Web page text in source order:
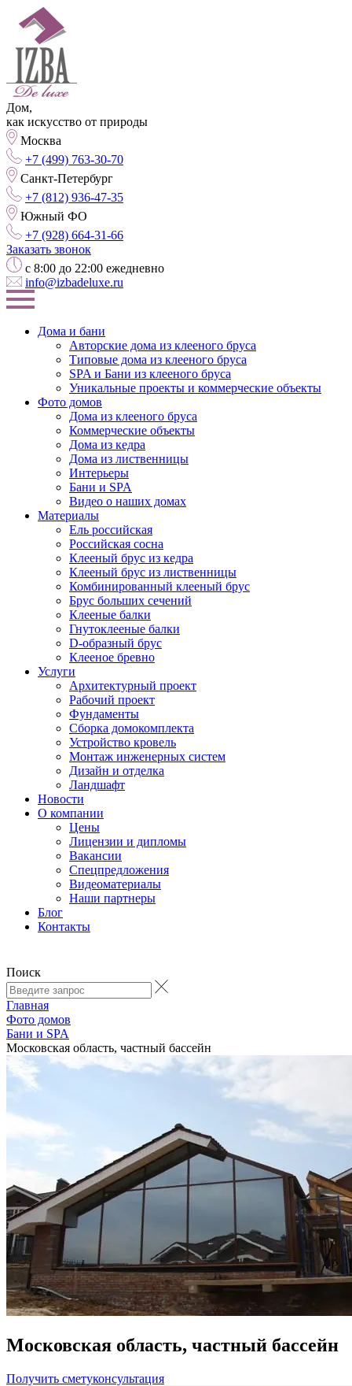
Дом,
как искусство от природы
Москва
+7 (499) 763-30-70
Санкт-Петербург
+7 (812) 936-47-35
Южный ФО
+7 (928) 664-31-66
Заказать звонок
с 8:00 до 22:00 ежедневно
info@izbadeluxe.ru
Дома и бани
Авторские дома из клееного бруса
Типовые дома из клееного бруса
SPA и Бани из клееного бруса
Уникальные проекты и коммерческие объекты
Фото домов
Дома из клееного бруса
Коммерческие объекты
Дома из кедра
Дома из лиственницы
Интерьеры
Бани и SPA
Видео о наших домах
Материалы
Ель российская
Российская сосна
Клееный брус из кедра
Клееный брус из лиственницы
Комбинированный клееный брус
Брус больших сечений
Клееные балки
Гнутоклееные балки
D-образный брус
Клееное бревно
Услуги
Архитектурный проект
Рабочий проект
Фундаменты
Сборка домокомплекта
Устройство кровель
Монтаж инженерных систем
Дизайн и отделка
Ландшафт
Новости
О компании
Цены
Лицензии и дипломы
Вакансии
Cпецпредложения
Видеоматериалы
Наши партнеры
Блог
Контакты
Поиск
Главная
Фото домов
Бани и SPA
Московская область, частный бассейн
Московская область, частный бассейн
Получить сметуконсультация